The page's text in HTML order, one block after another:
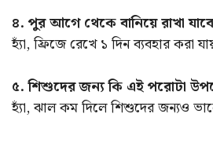
৪. পুর আগে থেকে বানিয়ে রাখা
হ্যাঁ, ফ্রিজে রেখে ১ দিন ব্যবহার করা
৫. শিশুদের জন্য কি এই পরোটা
হ্যাঁ, ঝাল কম দিলে শিশুদের জন্যও